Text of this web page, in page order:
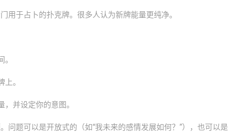
用于占卜的扑克牌。很多人认为新牌能量更纯净。
。
并设定你的意图。
问题可以是开放式的（如“我未来的感情发展如何？”），也可以是